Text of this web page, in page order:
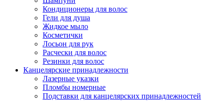
Кондиционеры для волос
Гели для душа
Жидкое мыло
Косметички
Лосьон для рук
Расчески для волос
Резинки для волос
Канцелярские принадлежности
Лазерные указки
Пломбы номерные
Подставки для канцелярских принадлежностей